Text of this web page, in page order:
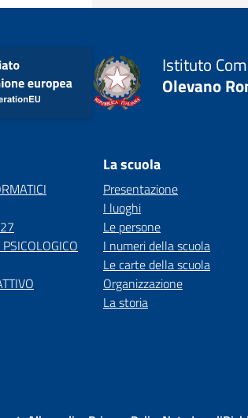
Istituto
Olevano
La scuola
Presentazione
I luoghi
Le persone
I numeri della scuola
Le carte della scuola
Organizzazione
La storia